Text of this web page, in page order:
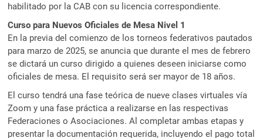
habilitado por la CAB con su licencia correspondiente.
Curso para Nuevos Oficiales de Mesa Nivel 1
En la previa del comienzo de los torneos federativos pautados
para marzo de 2025, se anuncia que durante el mes de febrero
se dictará un curso dirigido a quienes deseen iniciarse como
oficiales de mesa. El requisito será ser mayor de 18 años.
El curso tendrá una fase teórica de nueve clases virtuales vía
Zoom y una fase práctica a realizarse en las respectivas
Federaciones o Asociaciones. Al completar ambas etapas y
presentar la documentación requerida, incluyendo el pago total